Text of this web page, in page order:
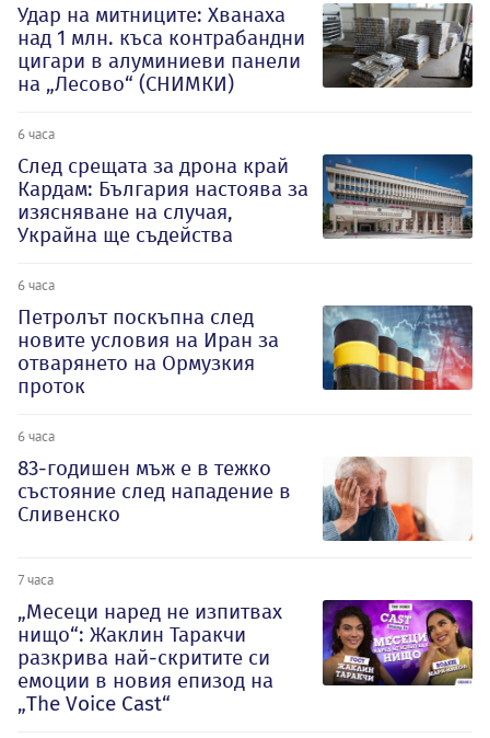
Удар на митниците: Хванаха
над 1 млн. къса контрабандни
цигари в алуминиеви панели
на „Лесово“ (СНИМКИ)
6 часа
След срещата за дрона край
Кардам: България настоява за
изясняване на случая,
Украйна ще съдейства
6 часа
Петролът поскъпна след
новите условия на Иран за
отварянето на Ормузкия
проток
6 часа
83-годишен мъж е в тежко
състояние след нападение в
Сливенско
7 часа
„Месеци наред не изпитвах
нищо“: Жаклин Таракчи
разкрива най-скритите си
емоции в новия епизод на
„The Voice Cast“